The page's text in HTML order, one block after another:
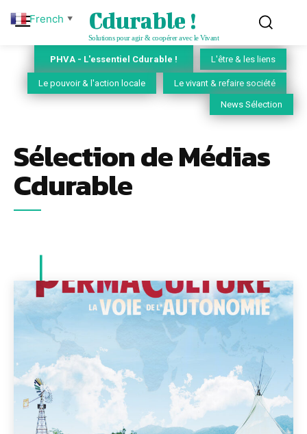
Cdurable !
Solutions pour agir & coopérer avec le Vivant
PHVA - L'essentiel Cdurable ! L'être & les liens
Le pouvoir & l'action locale Le vivant & refaire société
News Sélection
Sélection de Médias
Cdurable
French ▼